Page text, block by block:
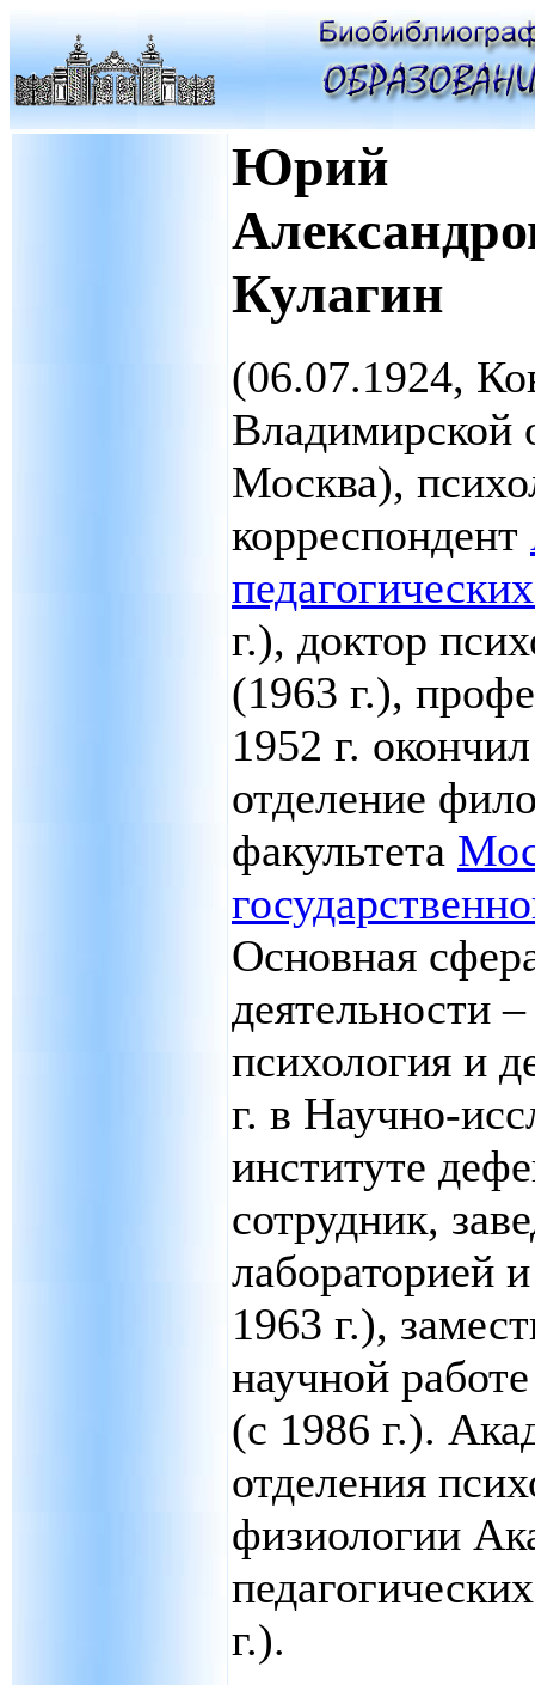
Юрий
Кулагин
(06.07.1924,
Владимирской
Москва),
корреспондент
г.), доктор
(1963 г.),
1952 г.
отделение
факультета
Основная
деятельности
психология и
г. в Научно-
институте
сотрудник,
лабораторией
1963 г.),
научной
(с 1986 г.).
отделения
физиологии
г.).